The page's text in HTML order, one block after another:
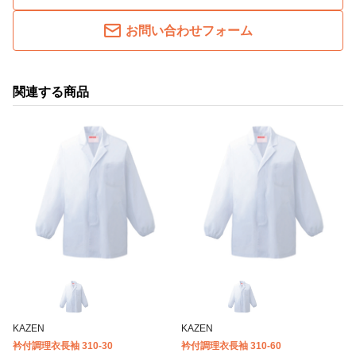
お問い合わせフォーム
関連する商品
KAZEN
衿付調理衣長袖 310-30
KAZEN
衿付調理衣長袖 310-60